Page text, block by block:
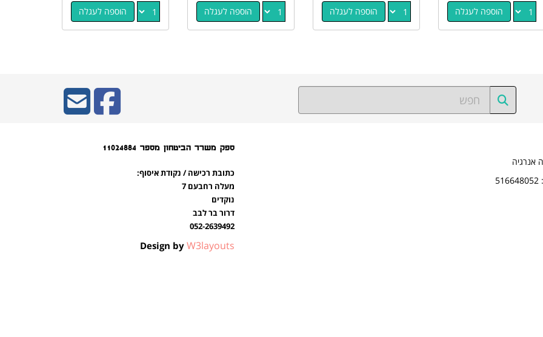
הוספה לעגלה הוספה לעגלה הוספה לעגלה הוספה לעגלה
אנרגיה
ספק משרד הביטחון מספר 11024884
כתובת רכישה / נקודת איסוף:
מעלה רחבעם 7
נוקדים
דרור בר לבב
052-2639492
Design by W3layouts